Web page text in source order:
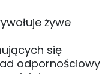
żywe
się
odpornościowy